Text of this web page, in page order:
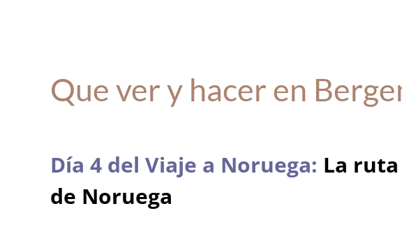
Que ver y hacer en
Día 4 del Viaje a Noruega: La ruta
de Noruega